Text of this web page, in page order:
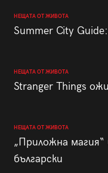
НЕЩАТА ОТ ЖИВОТА
Summer City
НЕЩАТА ОТ ЖИВОТА
Stranger Things
НЕЩАТА ОТ ЖИВОТА
„Приложна
български